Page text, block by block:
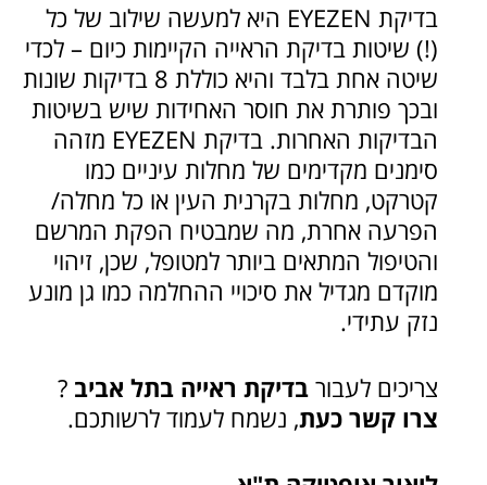
בדיקת EYEZEN היא למעשה שילוב של כל
(!) שיטות בדיקת הראייה הקיימות כיום – לכדי
שיטה אחת בלבד והיא כוללת 8 בדיקות שונות
ובכך פותרת את חוסר האחידות שיש בשיטות
הבדיקות האחרות. בדיקת EYEZEN מזהה
סימנים מקדימים של מחלות עיניים כמו
קטרקט, מחלות בקרנית העין או כל מחלה/
הפרעה אחרת, מה שמבטיח הפקת המרשם
והטיפול המתאים ביותר למטופל, שכן, זיהוי
מוקדם מגדיל את סיכויי ההחלמה כמו גן מונע
נזק עתידי.
צריכים לעבור בדיקת ראייה בתל אביב?
צרו קשר כעת, נשמח לעמוד לרשותכם.